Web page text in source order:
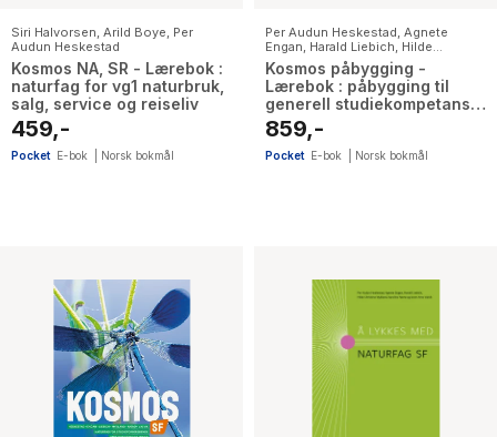
Siri Halvorsen Arild Boye Per
Audun Heskestad
Kosmos NA, SR - Lærebok :
naturfag for vg1 naturbruk,
salg, service og reiseliv
459,-
Pocket E-bok Norsk bokmål
Per Audun Heskestad Agnete
Engan Harald Liebich Hilde
Christine Mykland
Karoline Nærø
Svein Arne Eggebø Valvik
Kosmos påbygging -
Lærebok : påbygging til
generell studiekompetanse
i naturfag
859,-
Pocket E-bok Norsk bokmål